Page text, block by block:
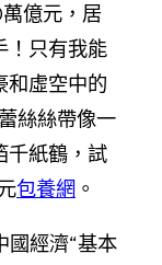
億元，居
！只有我能
和虛空中的
絲絲帶像一
千紙鶴，試
包養網 。
國經濟“基本